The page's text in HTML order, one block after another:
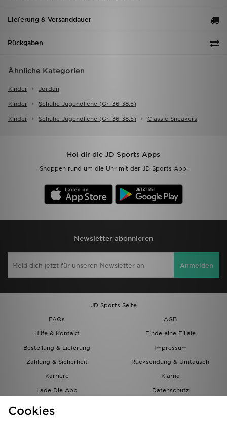
Lieferung & Versanddauer
Rückgaben
Ähnliche Kategorien
Kinder Jordan
Kinder Schuhe Jugendliche (gr. 36 38.5)
Kinder Schuhe Jugendliche (gr. 36 38.5) Classic Sneakers
Hol dir die JD Sports Apps
Shoppen rund um die Uhr mit der JD Sports App.
Newsletter abonnieren
Anmelden
JD Sports Seite
FAQs
AGB
Hilfe & Kontakt
Finde eine Filiale
Bestellung & Lieferung
Impressum
Zahlung & Sicherheit
Rücksendung & Umtausch
Karriere
Klarna
Lade Die App
Datenschutz
Cookies